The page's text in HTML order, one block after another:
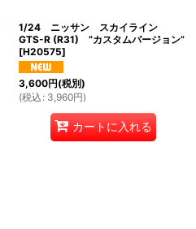
1/24 ニッサン スカイライン
GTS-R (R31) ”カスタムバージョン”
[H20575]
3,600円(税別)
(税込 : 3,960円)
カートに入れる